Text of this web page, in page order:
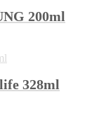
200ml
328ml